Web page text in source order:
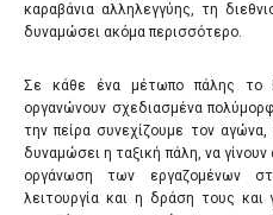
καραβάνια αλληλεγγύης, τη
δυναμώσει ακόμα περισσότερο.
Σε κάθε ένα μέτωπο πάλης το
οργανώνουν σχεδιασμένα
την πείρα συνεχίζουμε τον
δυναμώσει η ταξική πάλη, να
οργάνωση των εργαζομένων
λειτουργία και η δράση τους και